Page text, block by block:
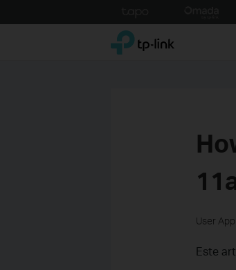
to
TP-Link, Reliably Smart
User
Este